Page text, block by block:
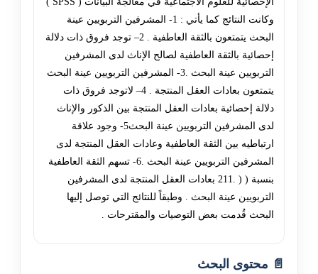
وكانت النتائج كما يأتي : 1- المشرفين التربويين عينة
البحث يتمتعون بالثقة العاطفية . 2– توجد فروق ذات دلالة
إحصائية بالثقة العاطفية لصالح الإناث لدى المشرفين
التربويين عينة البحث .3- المشرفين التربويين عينة البحث
يتمتعون بعادات العقل المنتجة . 4– لاتوجد فروق ذات
دلالة إحصائية بعادات العقل المنتجة بين الذكور والإناث
لدى المشرفين التربويين عينة البحث5- وجود علاقة
ارتباطيه بين الثقة العاطفية وعادات العقل المنتجة لدى
المشرفين التربويين عينة البحث .6- تسهم الثقة العاطفية
بنسبة ( ( .211 بعادات العقل المنتجة لدى المشرفين
التربويين عينة البحث . وطبقاً للنتائج التي توصل إليها
البحث قُدمت بعض التوصيات والمقترحات .
📄 محتوى البحث